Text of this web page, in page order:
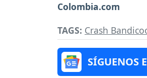
Colombia.com
TAGS: Crash
SÍGUENOS